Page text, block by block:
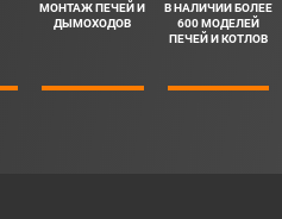
МОНТАЖ ПЕЧЕЙ И
ДЫМОХОДОВ
В НАЛИЧИИ БОЛЕЕ
600 МОДЕЛЕЙ
ПЕЧЕЙ И КОТЛОВ